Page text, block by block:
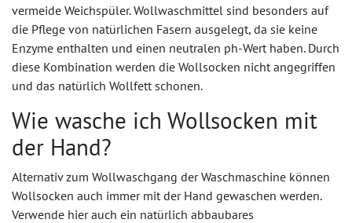
vermeide Weichspüler. Wollwaschmittel sind besonders auf
die Pflege von natürlichen Fasern ausgelegt, da sie keine
Enzyme enthalten und einen neutralen ph-Wert haben. Durch
diese Kombination werden die Wollsocken nicht angegriffen
und das natürlich Wollfett schonen.
Wie wasche ich Wollsocken mit
der Hand?
Alternativ zum Wollwaschgang der Waschmaschine können
Wollsocken auch immer mit der Hand gewaschen werden.
Verwende hier auch ein natürlich abbaubares